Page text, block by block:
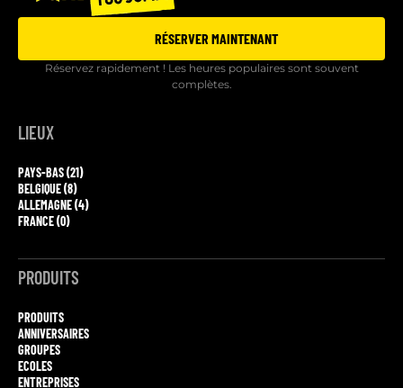
RÉSERVER MAINTENANT
Réservez rapidement ! Les heures populaires sont souvent
complètes.
LIEUX
PAYS-BAS (21)
BELGIQUE (8)
ALLEMAGNE (4)
FRANCE (0)
PRODUITS
PRODUITS
ANNIVERSAIRES
GROUPES
ECOLES
ENTREPRISES